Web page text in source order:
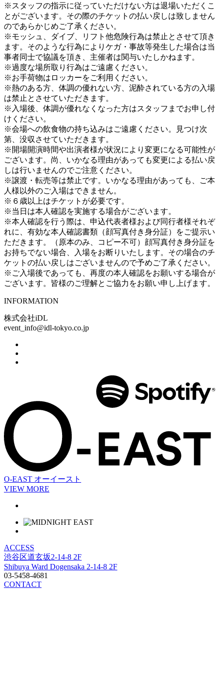
※スタッフの指示に従っていただけない方は退場いただくこ
とがございます。その際のチケットの払い戻しは致しません
のであらかじめご了承ください。
※モッシュ、ダイブ、リフト他危険行為は禁止とさせて頂き
ます。そのような行為によりケガ・事故等発生した場合は当
事者同士で協議を頂き、主催者は関与いたしかねます。
※過度な場所取り行為はご遠慮ください。
※お手荷物はロッカーをご利用ください。
※熱のある方、体調の優れない方、泥酔されている方の入場
は禁止とさせていただきます。
※入場後、体調が優れなくなった方はスタッフまでお申し付
けください。
※会場への飲食物の持ち込みはご遠慮ください。見つけ次
第、没収させていただきます。
※開場開演時間や出演者様が状況により変更になる可能性が
ございます。尚、いかなる理由があっても変更による払い戻
しは行いませんのでご注意ください。
※譲渡・転売等は禁⽌です。いかなる理由があっても、ご本
⼈様以外のご⼊場はできません。
※６歳以上はチケットが必要です。
※当⽇は本⼈確認を実施する場合がございます。
※本⼈確認を⾏う際は、申込代表者様および同⾏者様それぞ
れに、有効な本⼈確認書類（顔写真付き⾝分証）をご提⽰い
ただきます。（原本のみ、コピー不可）顔写真付き⾝分証を
お持ちでない場合、⼊場をお断りいたします。その場合のチ
ケットの払い戻しはございませんので予めご了承ください。
※ご⼊場後であっても、再度の本⼈確認をお願いする場合が
ございます。皆様のご理解とご協⼒をお願い申し上げます。
INFORMATION
株式会社iDL
event_info@idl-tokyo.co.jp
O-EAST オーイースト
VIEW MORE
ACCESS
渋谷区道玄坂2-14-8 2F
Shibuya Ward Dogensaka 2-14-8 2F
03-5458-4681
CONTACT